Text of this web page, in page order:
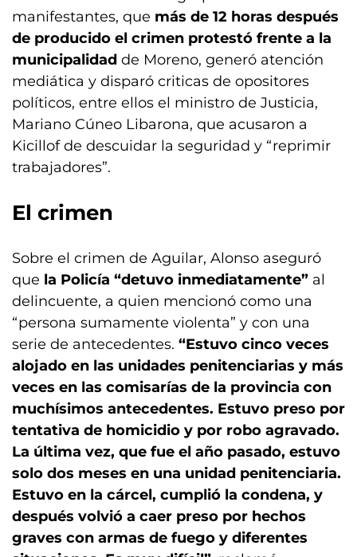
manifestantes, que más de 12 horas después
de producido el crimen protestó frente a la
municipalidad de Moreno, generó atención
mediática y disparó criticas de opositores
políticos, entre ellos el ministro de Justicia,
Mariano Cúneo Libarona, que acusaron a
Kicillof de descuidar la seguridad y “reprimir
trabajadores”.
El crimen
Sobre el crimen de Aguilar, Alonso aseguró
que la Policía “detuvo inmediatamente” al
delincuente, a quien mencionó como una
“persona sumamente violenta” y con una
serie de antecedentes. “Estuvo cinco veces
alojado en las unidades penitenciarias y más
veces en las comisarías de la provincia con
muchísimos antecedentes. Estuvo preso por
tentativa de homicidio y por robo agravado.
La última vez, que fue el año pasado, estuvo
solo dos meses en una unidad penitenciaria.
Estuvo en la cárcel, cumplió la condena, y
después volvió a caer preso por hechos
graves con armas de fuego y diferentes